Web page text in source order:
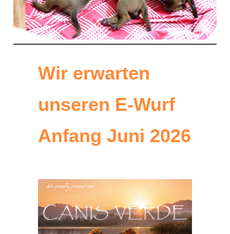
Wir erwarten
unseren E-Wurf
Anfang Juni 2026